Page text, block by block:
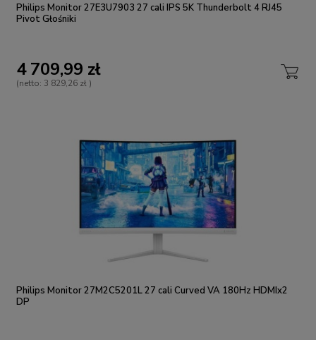
Philips Monitor 27E3U7903 27 cali IPS 5K Thunderbolt 4 RJ45
Pivot Głośniki
4 709,99 zł
(netto: 3 829,26 zł )
Philips Monitor 27M2C5201L 27 cali Curved VA 180Hz HDMIx2
DP